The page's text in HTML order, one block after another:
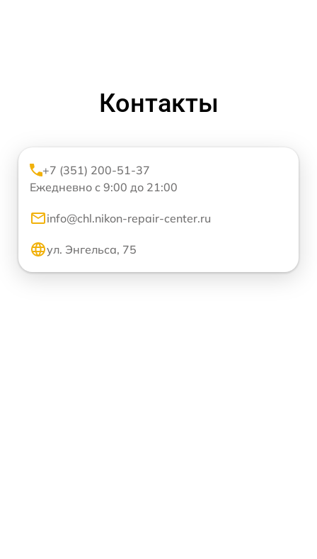
Контакты
+7 (351) 200-51-37
Ежедневно с 9:00 до 21:00
info@chl.nikon-repair-center.ru
ул. Энгельса, 75